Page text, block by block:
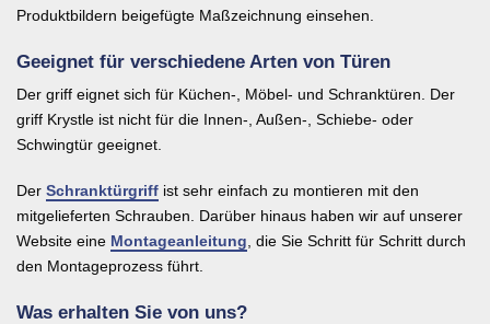
Produktbildern beigefügte Maßzeichnung einsehen.
Geeignet für verschiedene Arten von Türen
Der griff eignet sich für Küchen-, Möbel- und Schranktüren. Der
griff Krystle ist nicht für die Innen-, Außen-, Schiebe- oder
Schwingtür geeignet.
Der Schranktürgriff ist sehr einfach zu montieren mit den
mitgelieferten Schrauben. Darüber hinaus haben wir auf unserer
Website eine Montageanleitung , die Sie Schritt für Schritt durch
den Montageprozess führt.
Was erhalten Sie von uns?